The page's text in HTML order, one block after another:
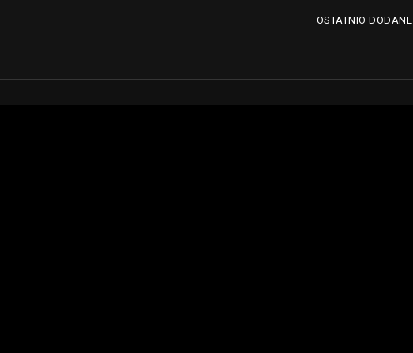
OSTATNIO DODANE